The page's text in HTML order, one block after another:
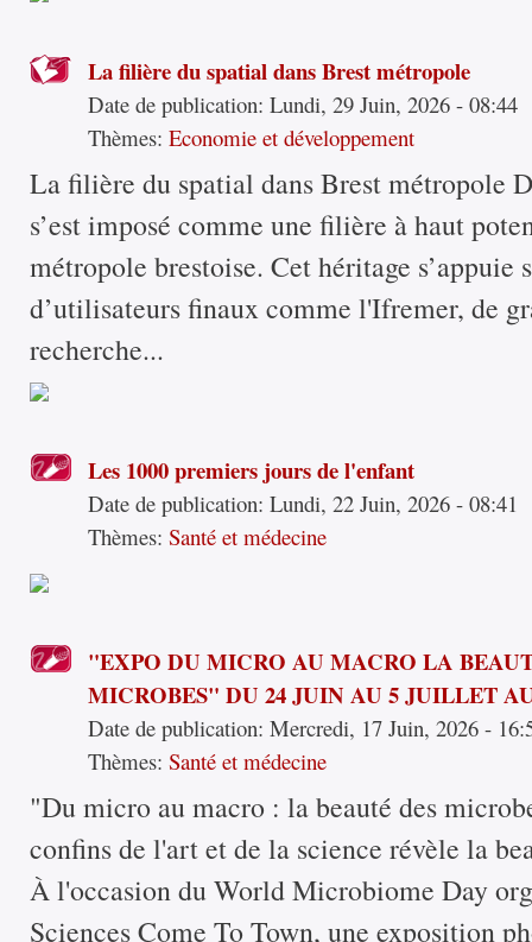
La filière du spatial dans Brest métropole
Date de publication:Lundi, 29 Juin, 2026 - 08:44
Thèmes:Economie et développement
La filière du spatial dans Brest métropole
s’est imposé comme une filière à haut
métropole brestoise. Cet héritage s’appuie
d’utilisateurs finaux comme l'Ifremer, de
recherche...
Les 1000 premiers jours de l'enfant
Date de publication:Lundi, 22 Juin, 2026 - 08:41
Thèmes:Santé et médecine
"EXPO DU MICRO AU MACRO LA
MICROBES" DU 24 JUIN AU 5 JUILLET
Date de publication:Mercredi, 17 Juin, 2026 -
Thèmes:Santé et médecine
"Du micro au macro : la beauté des
confins de l'art et de la science révèle la
À l'occasion du World Microbiome Day
Sciences Come To Town, une exposition